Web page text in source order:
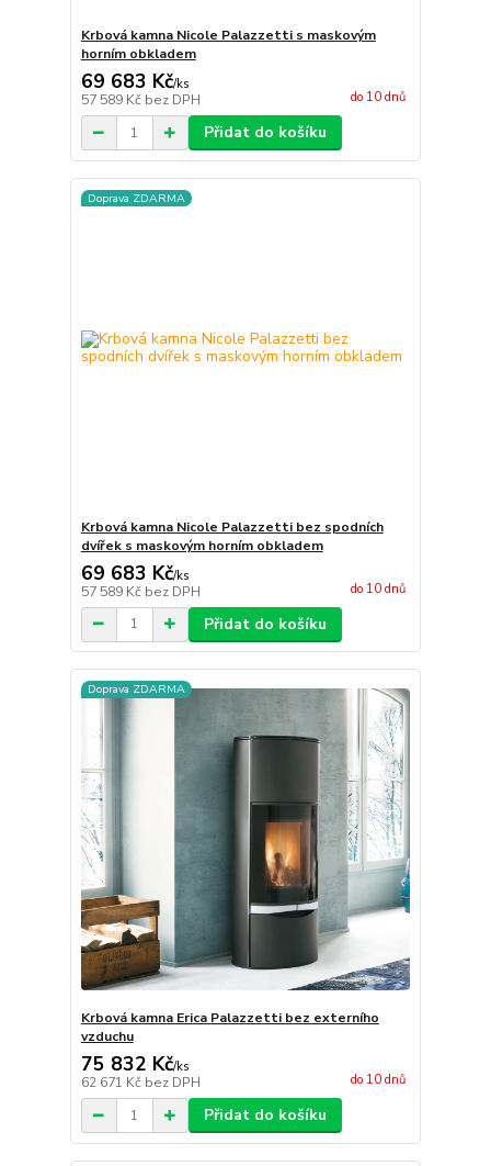
Krbová kamna Nicole Palazzetti s maskovým
horním obkladem
69 683 Kč/ks
57 589 Kč bez DPH do 10 dnů
Přidat do košíku
Doprava ZDARMA
Krbová kamna Nicole Palazzetti bez spodních
dvířek s maskovým horním obkladem
69 683 Kč/ks
57 589 Kč bez DPH do 10 dnů
Přidat do košíku
Doprava ZDARMA
Krbová kamna Erica Palazzetti bez externího
vzduchu
75 832 Kč/ks
62 671 Kč bez DPH do 10 dnů
Přidat do košíku